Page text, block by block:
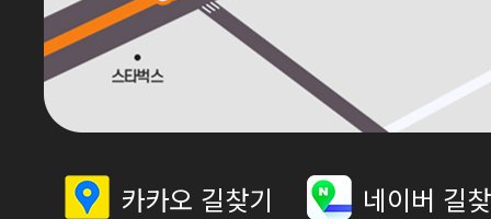
카카오 길찾기 네이버 길